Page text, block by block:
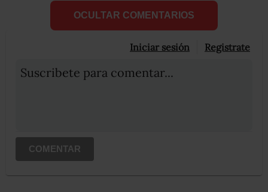
OCULTAR COMENTARIOS
Iniciar sesión Registrate
Suscribete para comentar...
COMENTAR